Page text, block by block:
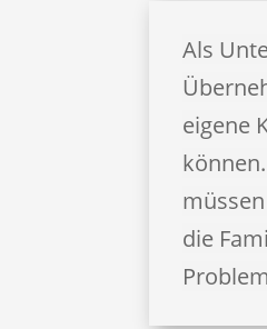
Als
eigene
die